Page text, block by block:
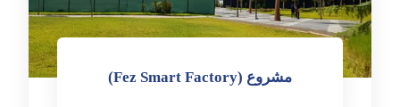
مشروع (Fez Smart Factory)